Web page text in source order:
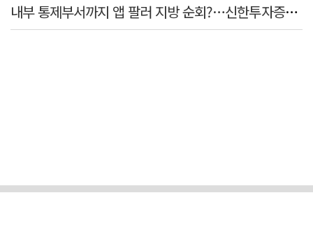
내부 통제부서까지 앱 팔러 지방 순회?…신한투자증권의 도 넘은 '슈퍼SOL' 쥐어짜기